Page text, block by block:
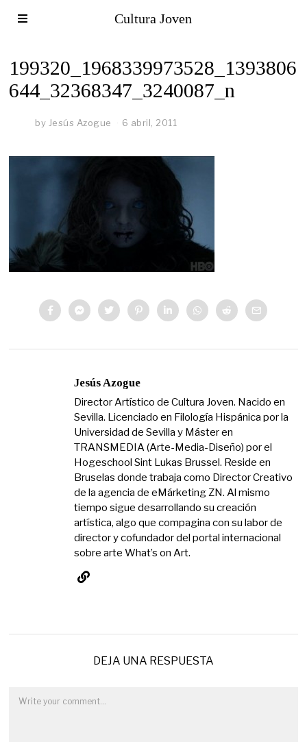
Cultura Joven
199320_1968339973528_1393806
644_32368347_3240087_n
by Jesús Azogue 6 abril, 2011
Jesús Azogue
Director Artístico de Cultura Joven. Nacido en
Sevilla. Licenciado en Filología Hispánica por la
Universidad de Sevilla y Máster en
TRANSMEDIA (Arte-Media-Diseño) por el
Hogeschool Sint Lukas Brussel. Reside en
Bruselas donde trabaja como Director Creativo
de la agencia de eMárketing ZN. Al mismo
tiempo sigue desarrollando su creación
artística, algo que compagina con su labor de
director y cofundador del portal internacional
sobre arte What’s on Art.
DEJA UNA RESPUESTA